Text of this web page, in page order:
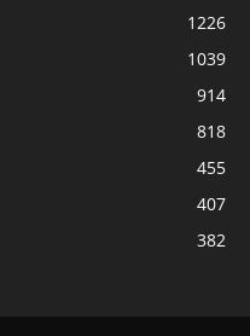
1226
1039
914
818
455
407
382